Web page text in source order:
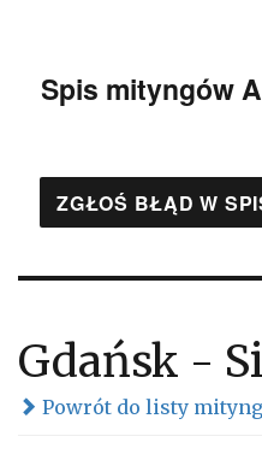
Spis mityngów
ZGŁOŚ BŁĄD W
Gdańsk -
Powrót do listy